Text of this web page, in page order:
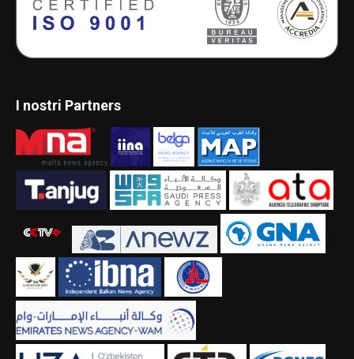
I nostri Partners